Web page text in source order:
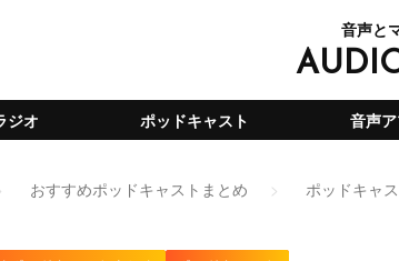
音声と
ジオ ポッドキャスト 音声ア
おすすめポッドキャストまとめ ポッドキャ